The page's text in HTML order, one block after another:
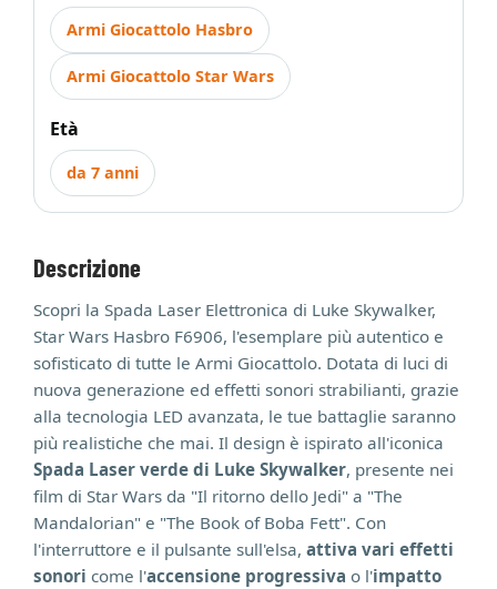
Armi Giocattolo Hasbro
Armi Giocattolo Star Wars
Età
da 7 anni
Descrizione
Scopri la Spada Laser Elettronica di Luke Skywalker,
Star Wars Hasbro F6906, l'esemplare più autentico e
sofisticato di tutte le Armi Giocattolo. Dotata di luci di
nuova generazione ed effetti sonori strabilianti, grazie
alla tecnologia LED avanzata, le tue battaglie saranno
più realistiche che mai. Il design è ispirato all'iconica
Spada Laser verde di Luke Skywalker, presente nei
film di Star Wars da "Il ritorno dello Jedi" a "The
Mandalorian" e "The Book of Boba Fett". Con
l'interruttore e il pulsante sull'elsa, attiva vari effetti
sonori come l'accensione progressiva o l'impatto